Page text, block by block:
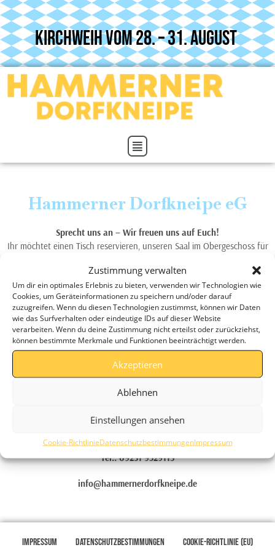
Zustimmung verwalten
Um dir ein optimales Erlebnis zu bieten, verwenden wir Technologien wie
Cookies, um Geräteinformationen zu speichern und/oder darauf
zuzugreifen. Wenn du diesen Technologien zustimmst, können wir Daten
wie das Surfverhalten oder eindeutige IDs auf dieser Website
verarbeiten. Wenn du deine Zustimmung nicht erteilst oder zurückziehst,
können bestimmte Merkmale und Funktionen beeinträchtigt werden.
Akzeptieren
Ablehnen
Einstellungen ansehen
Cookie-RichtlinieDatenschutzbestimmungenImpressum
Kirchweih vom 28. – 31. August
Hammerner Dorfkneipe eG
Sprecht uns an – Wir freuen uns auf Euch!
Ihr möchtet einen Tisch reservieren, unseren Saal im Obergeschoss für
Herzen? Dann greift einfach zum Hörer oder schreibt uns eine
Nachricht. In unserer kleinen Dorfkneipe finden wir für fast alles eine
Lösung!
Wölsauerhammer 58
Hammerner Dorfkneipe
Tel.: 09231 9529113
info@hammernerdorfkneipe.de
Impressum Datenschutzbestimmungen Cookie-Richtlinie (EU)